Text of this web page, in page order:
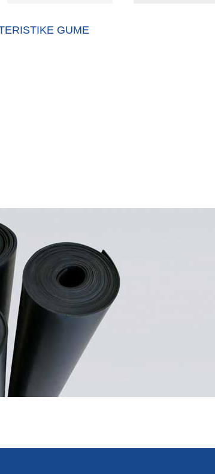
GUME